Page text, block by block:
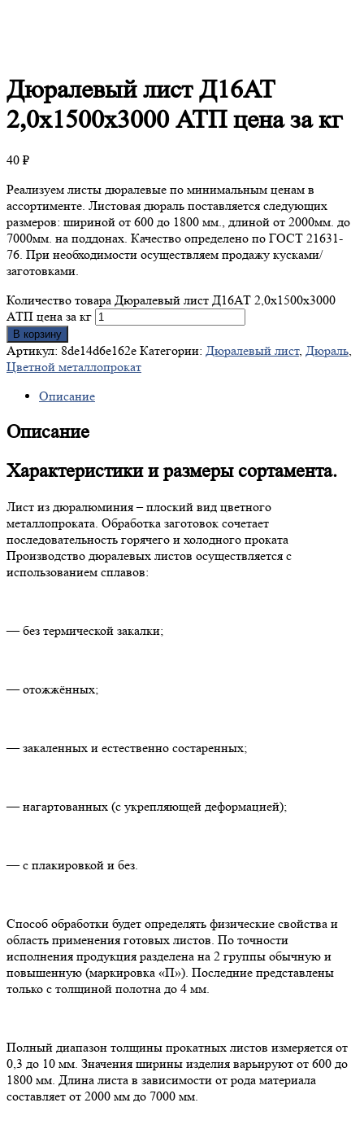
Дюралевыйлист Д16АТ
2,0х1500х3000 АТП цена за кг
40 ₽
Реализуем листы дюралевые по минимальным ценам в
ассортименте. Листовая дюраль поставляется следующих
размеров: шириной от 600 до 1800 мм., длиной от 2000мм. до
7000мм. на поддонах. Качество определено по ГОСТ 21631-
76. При необходимости осуществляем продажу кусками/
заготовками.
Количество товара Дюралевый лист Д16АТ 2,0х1500х3000
АТП цена за кг
В корзину
Артикул: 8de14d6e162e Категории: Дюралевый лист, Дюраль,
Цветной металлопрокат
Описание
Описание
Характеристики и размеры сортамента.
Лист из дюралюминия – плоский вид цветного
металлопроката. Обработка заготовок сочетает
последовательность горячего и холодного проката
Производство дюралевых листов осуществляется с
использованием сплавов:
— без термической закалки;
— отожжённых;
— закаленных и естественно состаренных;
— нагартованных (с укрепляющей деформацией);
— с плакировкой и без.
Способ обработки будет определять физические свойства и
область применения готовых листов. По точности
исполнения продукция разделена на 2 группы обычную и
повышенную (маркировка «П»). Последние представлены
только с толщиной полотна до 4 мм.
Полный диапазон толщины прокатных листов измеряется от
0,3 до 10 мм. Значения ширины изделия варьируют от 600 до
1800 мм. Длина листа в зависимости от рода материала
составляет от 2000 мм до 7000 мм.